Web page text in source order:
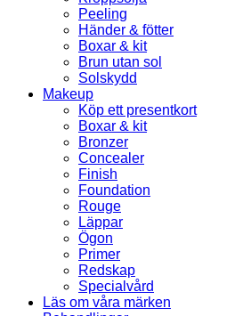
Peeling
Händer & fötter
Boxar & kit
Brun utan sol
Solskydd
Makeup
Köp ett presentkort
Boxar & kit
Bronzer
Concealer
Finish
Foundation
Rouge
Läppar
Ögon
Primer
Redskap
Specialvård
Läs om våra märken